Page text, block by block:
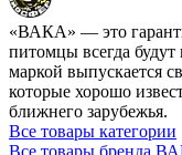
«ВАКА» — это
питомцы всегда
маркой выпускается
которые хорошо
ближнего зарубежья.
Все товары категории
Все товары бренда